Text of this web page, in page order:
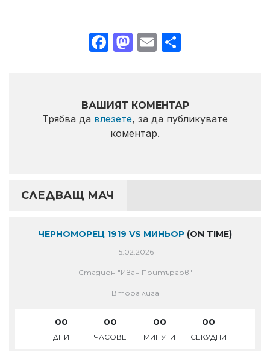
Facebook
Mastodon
Email
ВАШИЯТ КОМЕНТАР
Трябва да влезете, за да публикувате
коментар.
СЛЕДВАЩ МАЧ
ЧЕРНОМОРЕЦ 1919 VS МИНЬОР (ON TIME)
15.02.2026
Стадион "Иван Притъргов"
Втора лига
00
ДНИ
00
ЧАСОВЕ
00
МИНУТИ
00
СЕКУДНИ